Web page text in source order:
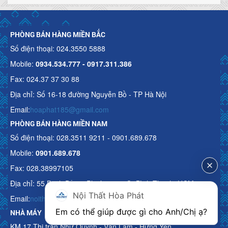
PHÒNG BÁN HÀNG MIỀN BẮC
Số điện thoại: 024.3550 5888
Mobile: 0934.534.777 - 0917.311.386
Fax: 024.37 37 30 88
Địa chỉ: Số 16-18 đường Nguyễn Bồ - TP Hà Nội
Email:hoaphat185@gmail.com
PHÒNG BÁN HÀNG MIỀN NAM
Số điện thoại: 028.3511 9211 - 0901.689.678
Mobile: 0901.689.678
Fax: 028.38997105
Địa chỉ: 55 Bạch Đằng, Phường 15, Q. Bình Thạnh, HCM
Email:noithathoaphattot@gmail.com
NHÀ MÁY
Nội Thất Hòa Phát